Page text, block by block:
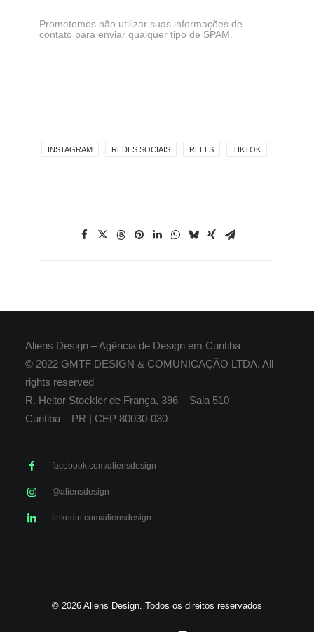
Prometemos não utilizar suas informações de
contato para enviar qualquer tipo de SPAM.
INSTAGRAM REDES SOCIAIS REELS TIKTOK
Aliens Design – Agência de Design em Curitiba
© 2022 GMTF DESIGN & COMUNICAÇÃO LTDA. All
rights reserved
R. Heitor Stockler de França, 396 – Sala 510
Curitiba – PR | CEP 80030-030
facebook.com/aliensdesign
@aliensdesign
linkedin.com/aliensdesign
© 2026 Aliens Design. Todos os direitos reservados